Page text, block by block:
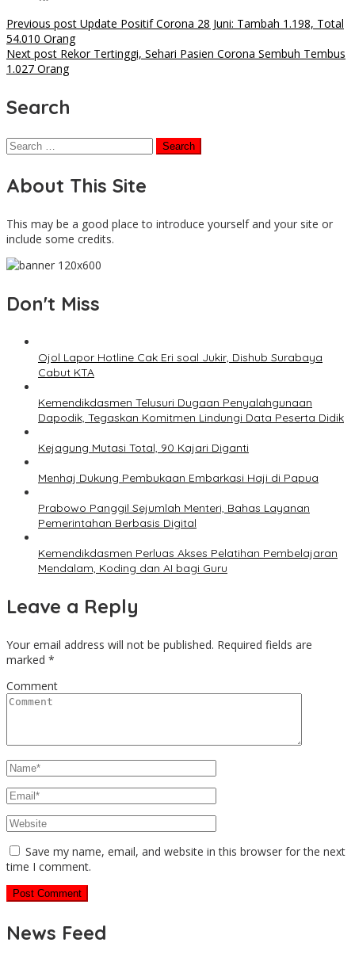
Post
navigation
Previous post Update Positif Corona 28 Juni: Tambah 1.198, Total
54.010 Orang
Next post Rekor Tertinggi, Sehari Pasien Corona Sembuh Tembus
1.027 Orang
Search
Search
for:
About This Site
This may be a good place to introduce yourself and your site or
include some credits.
Don't Miss
Ojol Lapor Hotline Cak Eri soal Jukir, Dishub Surabaya
Cabut KTA
Kemendikdasmen Telusuri Dugaan Penyalahgunaan
Dapodik, Tegaskan Komitmen Lindungi Data Peserta Didik
Kejagung Mutasi Total, 90 Kajari Diganti
Menhaj Dukung Pembukaan Embarkasi Haji di Papua
Prabowo Panggil Sejumlah Menteri, Bahas Layanan
Pemerintahan Berbasis Digital
Kemendikdasmen Perluas Akses Pelatihan Pembelajaran
Mendalam, Koding dan AI bagi Guru
Leave a Reply
Your email address will not be published. Required fields are
marked *
Comment
Save my name, email, and website in this browser for the next
time I comment.
News Feed